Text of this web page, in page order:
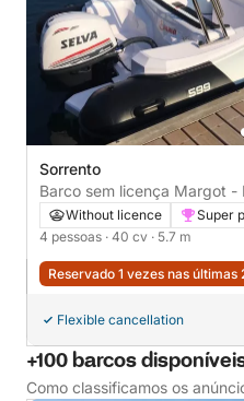
Sorrento
Barco sem licença Margot - ITALBOAT SRL
Predator 570 40cv
Without licence
Super
4 pessoas · 40 cv · 5.7 m
Reservado 1 vezes nas últimas
Flexible cancellation
+100 barcos
Como classificamos os